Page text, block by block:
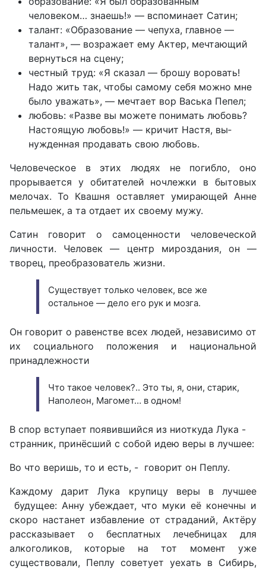
человеком… зна­ешь!» — вспоминает Сатин;
талант: «Образование — чепуха, главное —
талант», — возражает ему Актер, мечтающий
вернуться на сцену;
честный труд: «Я сказал — брошу воровать!
Надо жить так, чтобы самому себя можно мне
было уважать», — мечтает вор Васька Пепел;
любовь: «Разве вы можете понимать любовь?
Настоящую любовь!» — кричит Настя, вы­
нужденная продавать свою любовь.
Человеческое в этих людях не погибло, оно
прорывается у обитателей ночлежки в бытовых
мелочах. То Квашня остав­ляет умирающей Анне
пельмешек, а та отдает их своему мужу.
Сатин говорит о самоцен­ности человеческой
личности. Человек — центр мироздания, он —
творец, преобразователь жизни.
Существует только человек, все же
остальное — дело его рук и мозга.
Он говорит о равенстве всех людей, независимо от
их социального положения и национальной
принадлежности
Что такое человек?.. Это ты, я, они, старик,
Наполеон, Магомет… в одном!
В спор вступает появившийся из ниоткуда Лука -
странник, принёсший с собой идею веры в лучшее:
Во что веришь, то и есть, - говорит он Пеплу.
Каждому дарит Лука крупицу веры в лучшее
будущее: Анну убеждает, что муки её конечны и
скоро настанет избавление от страданий, Актёру
рассказывает о бесплатных лечебницах для
алкоголиков, которые на тот момент уже
существовали, Пеплу советует уехать в Сибирь,